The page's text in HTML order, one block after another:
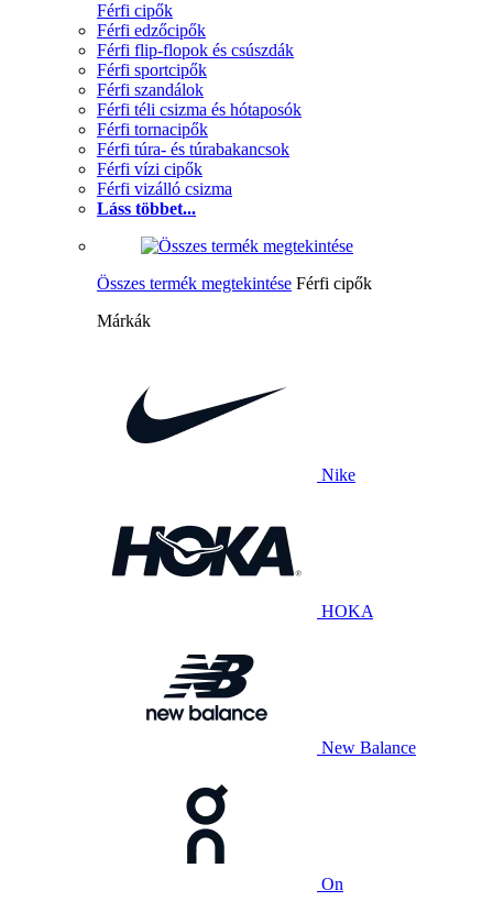
Férfi cipők
Férfi edzőcipők
Férfi flip-flopok és csúszdák
Férfi sportcipők
Férfi szandálok
Férfi téli csizma és hótaposók
Férfi tornacipők
Férfi túra- és túrabakancsok
Férfi vízi cipők
Férfi vizálló csizma
Láss többet...
Összes termék megtekintése Férfi cipők
Márkák
Nike
HOKA
New Balance
On